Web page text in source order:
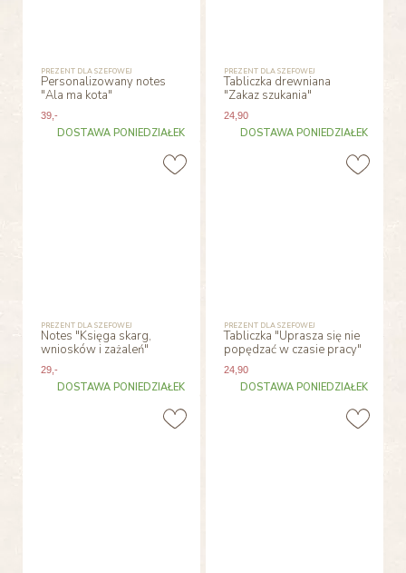
PREZENT DLA SZEFOWEJ
Personalizowany notes
"Ala ma kota"
39,-
DOSTAWA PONIEDZIAŁEK
PREZENT DLA SZEFOWEJ
Tabliczka drewniana
"Zakaz szukania"
24 ,90
DOSTAWA PONIEDZIAŁEK
PREZENT DLA SZEFOWEJ
Notes "Księga skarg,
wniosków i zażaleń"
29,-
DOSTAWA PONIEDZIAŁEK
PREZENT DLA SZEFOWEJ
Tabliczka "Uprasza się nie
popędzać w czasie pracy"
24 ,90
DOSTAWA PONIEDZIAŁEK